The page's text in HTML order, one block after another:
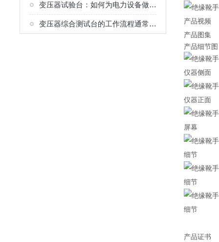
变压器试验台：如何为电力设备做“体检”？
变压器综合测试台的工作流程通常分为以下几个环节
产品视频
产品图集
产品细节图
仪器侧面
仪器正面
屏幕
细节
细节
细节
产品证书